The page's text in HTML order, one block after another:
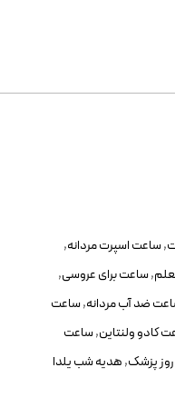
,ساعت اسپرت مردانه,
,ساعت برای عروسی,
ضد آب مردانه,ساعت
کادو ولنتاین,ساعت
پزشک,هدیه شب یلدا